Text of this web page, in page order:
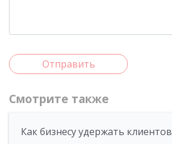
Отправить
Смотрите также
Как бизнесу удержать клиентов